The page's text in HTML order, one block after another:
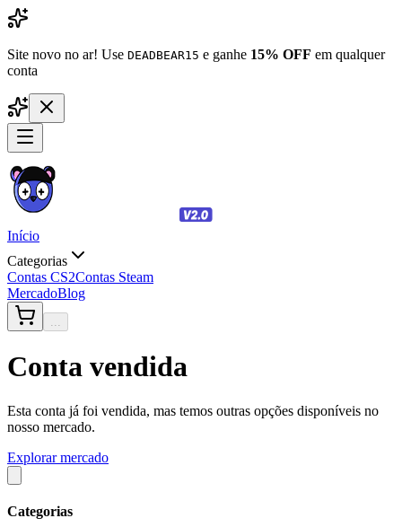
Site novo no ar! Use DEADBEAR15 e ganhe 15% OFF em qualquer
conta
Início
Categorias
Contas CS2Contas Steam
MercadoBlog
...
Conta vendida
Esta conta já foi vendida, mas temos outras opções disponíveis no
nosso mercado.
Explorar mercado
Categorias